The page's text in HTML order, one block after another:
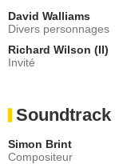
David Walliams
Divers personnages
Richard Wilson (II)
Invité
Soundtrack
Simon Brint
Compositeur